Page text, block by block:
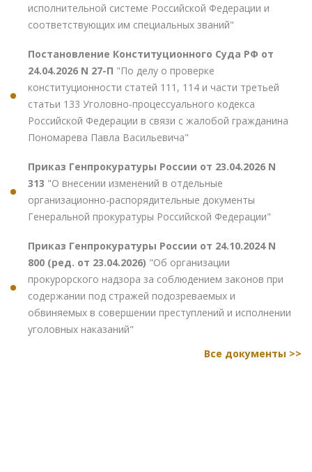
исполнительной системе Российской Федерации и
соответствующих им специальных званий"
Постановление Конституционного Суда РФ от
24.04.2026 N 27-П "По делу о проверке
конституционности статей 111, 114 и части третьей
статьи 133 Уголовно-процессуального кодекса
Российской Федерации в связи с жалобой гражданина
Пономарева Павла Васильевича"
Приказ Генпрокуратуры России от 23.04.2026 N
313 "О внесении изменений в отдельные
организационно-распорядительные документы
Генеральной прокуратуры Российской Федерации"
Приказ Генпрокуратуры России от 24.10.2024 N
800 (ред. от 23.04.2026) "Об организации
прокурорского надзора за соблюдением законов при
содержании под стражей подозреваемых и
обвиняемых в совершении преступлений и исполнении
уголовных наказаний"
Все документы >>